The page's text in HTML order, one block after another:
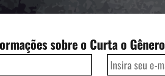
sobre o Curta o Gênero